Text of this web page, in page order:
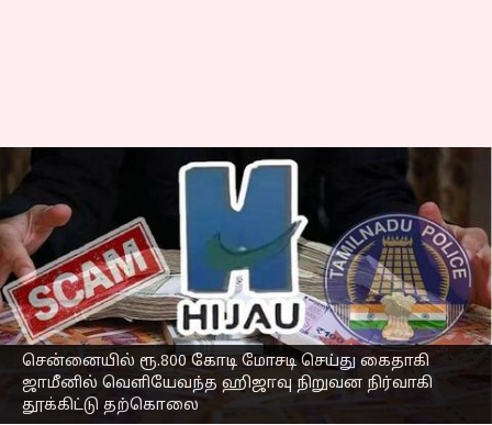
சென்னையில் ரூ.800 கோடி மோசடி செய்து கைதாகி
ஜாமீனில் வெளியேவந்த ஹிஜாவு நிறுவன நிர்வாகி
தூக்கிட்டு தற்கொலை
சென்னையில் ரூ.800
கோடி மோசடி செய்து
கைதாகி ஜாமீனில்
வெளியேவந்த ஹிஜாவு
நிறுவன நிர்வாகி
தூக்கிட்டு தற்கொலை
எழுதியவர் Nivetha P Feb 22, 2023 11:10 am